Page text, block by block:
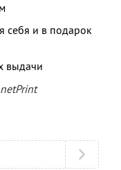
себя и в подарок
выдачи